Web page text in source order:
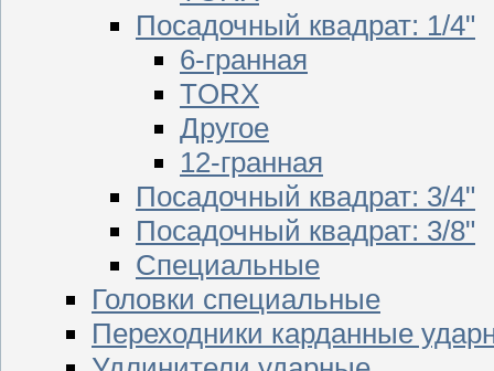
Посадочный квадрат: 1/4"
6-гранная
TORX
Другое
12-гранная
Посадочный квадрат: 3/4"
Посадочный квадрат: 3/8"
Специальные
Головки специальные
Переходники карданные